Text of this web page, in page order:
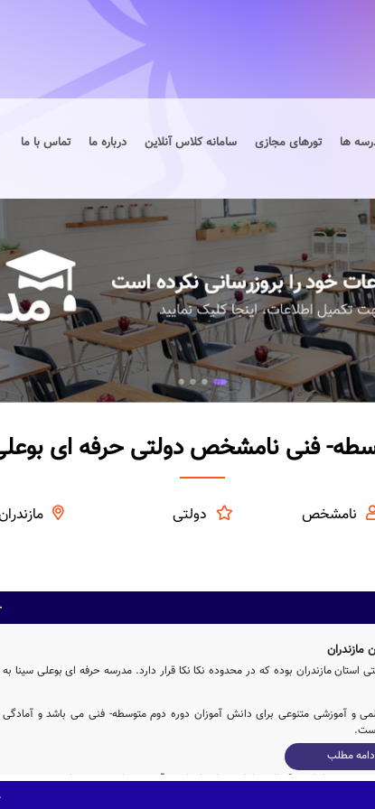
ها تورهای مجازی سامانه کلاس آنلاین درباره ما تماس با ما
فنی نامشخص دولتی حرفه ای
نامشخص دولتی
مازندران بوده که در محدوده نکا نکا قرار دارد. مدرسه حرفه ای بوعلی سینا به
و آموزشی متنوعی برای دانش آموزان دوره دوم متوسطه- فنی می باشد و آمادگی
مطلب